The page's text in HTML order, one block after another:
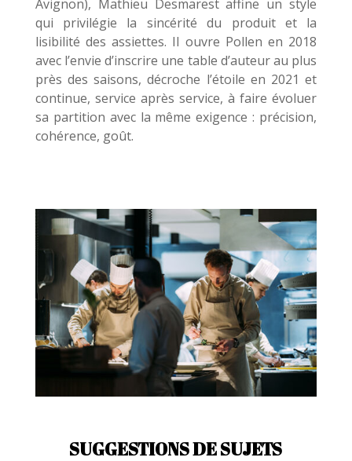
Avignon), Mathieu Desmarest affine un style
qui privilégie la sincérité du produit et la
lisibilité des assiettes. Il ouvre Pollen en 2018
avec l’envie d’inscrire une table d’auteur au plus
près des saisons, décroche l’étoile en 2021 et
continue, service après service, à faire évoluer
sa partition avec la même exigence : précision,
cohérence, goût.
SUGGESTIONS DE SUJETS